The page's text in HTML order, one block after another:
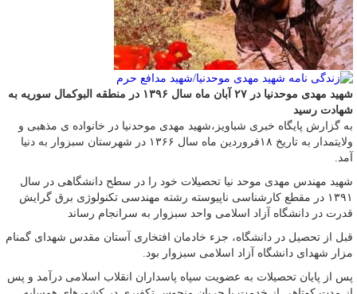
شهید مهدی موحدنیا در ۲۷ آبان ماه سال ۱۳۹۶ در منطقه البوکمال سوریه به
شهادت رسید
به گزارش پایگاه خبری شباویز،شهید مهدی موحدنیا در خانواده ی مذهبی و
ولایتمدار به تاریخ ۱۸فروردین ماه سال ۱۳۶۶ در شهرستان سبزوار به دنیا
آمد.
شهید مهندس مهدی موحد نیا تحصیلات خود را در سطح دانشگاهی در سال
۱۳۹۱ در مقطع کارشناسی ناپیوسته رشته مهندسی تکنولوژی برق گرایش
قدرت در دانشگاه آزاد اسلامی واحد سبزوار به سرانجام رساند
قبل از تحصیل در دانشگاه، جزء خادمان افتخاری آستان مقدس شهدای گمنام
مزار شهدای دانشگاه آزاد اسلامی سبزوار بود.
پس از پایان تحصیلات به عضویت سپاه پاسداران انقلاب اسلامی درآمد و پس